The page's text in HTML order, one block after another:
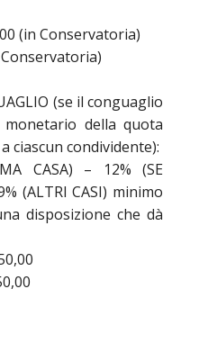
(in Conservatoria)
(se il conguaglio
della quota
ciascun condividente):
CASA) – 12% (SE
(ALTRI CASI) minimo
disposizione che dà